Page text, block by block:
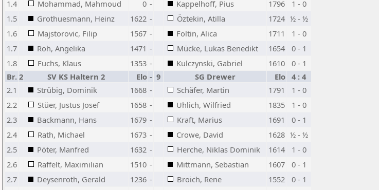
1.4
Mohammad, Mahmoud 0 - Kappelhoff, Pius 1796
1 - 0
1.5
Grothuesmann, Heinz 1622 - Öztekin, Atilla 1724 ½ - ½
1.6
Majstorovic, Filip 1567 - Foltin, Alica 1711
1 - 0
1.7
Roh, Angelika 1471 - Mücke, Lukas Benedikt 1654
0 - 1
1.8
Fuchs, Klaus 1353 - Kulczynski, Gabriel 1610
0 - 1
Br. 2 SV KS Haltern 2 Elo - 9 SG Drewer Elo 4 : 4
2.1
Strübig, Dominik 1668 - Schäfer, Martin 1791
1 - 0
2.2
Stüer, Justus Josef 1658 - Uhlich, Wilfried 1835
1 - 0
2.3
Backmann, Hans 1679 - Kraft, Marius 1691
0 - 1
2.4
Rath, Michael 1673 - Crowe, David 1628 ½ - ½
2.5
Pöter, Manfred 1632 - Herche, Niklas Dominik 1614
1 - 0
2.6
Raffelt, Maximilian 1510 - Mittmann, Sebastian 1607
0 - 1
2.7
Deysenroth, Gerald 1236 - Broich, Rene 1552
0 - 1